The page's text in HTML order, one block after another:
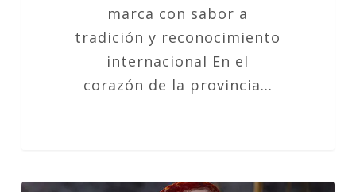
marca con sabor a
tradición y reconocimiento
internacional En el
corazón de la provincia…